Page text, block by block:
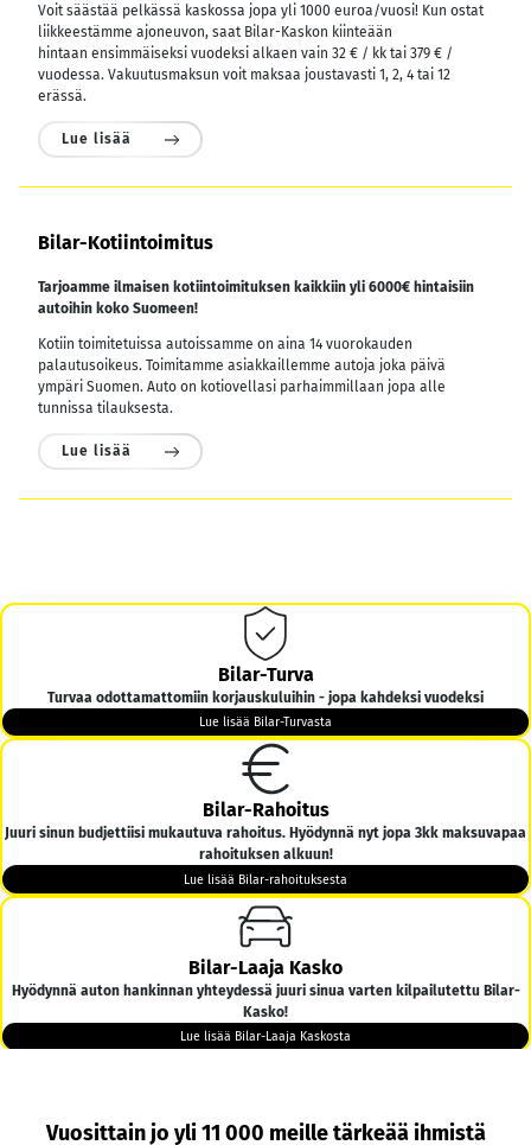
Voit säästää pelkässä kaskossa jopa yli 1000 euroa/vuosi! Kun ostat
liikkeestämme ajoneuvon, saat Bilar-Kaskon kiinteään
hintaan ensimmäiseksi vuodeksi alkaen vain 32 € / kk tai 379 € /
vuodessa. Vakuutusmaksun voit maksaa joustavasti 1, 2, 4 tai 12
erässä.
Lue lisää
Bilar-Kotiintoimitus
Tarjoamme ilmaisen kotiintoimituksen kaikkiin yli 6000€ hintaisiin
autoihin koko Suomeen!
Kotiin toimitetuissa autoissamme on aina 14 vuorokauden
palautusoikeus. Toimitamme asiakkaillemme autoja joka päivä
ympäri Suomen. Auto on kotiovellasi parhaimmillaan jopa alle
tunnissa tilauksesta.
Lue lisää
Bilar-Turva
Turvaa odottamattomiin korjauskuluihin - jopa kahdeksi vuodeksi
Lue lisää Bilar-Turvasta
Bilar-Rahoitus
Juuri sinun budjettiisi mukautuva rahoitus. Hyödynnä nyt jopa 3kk maksuvapaa
rahoituksen alkuun!
Lue lisää Bilar-rahoituksesta
Bilar-Laaja Kasko
Hyödynnä auton hankinnan yhteydessä juuri sinua varten kilpailutettu Bilar-
Kasko!
Lue lisää Bilar-Laaja Kaskosta
Bilar-Kotiintoimitus
Vuosittain jo yli 11 000 meille tärkeää ihmistä